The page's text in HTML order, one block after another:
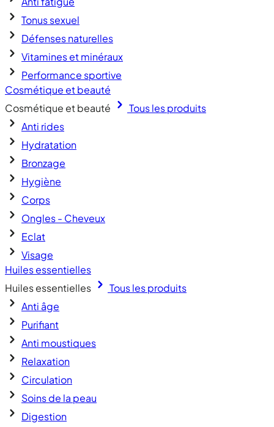
Tonus sexuel
Défenses naturelles
Vitamines et minéraux
Performance sportive
Cosmétique et beauté
Cosmétique et beauté
Tous les produits
Anti rides
Hydratation
Bronzage
Hygiène
Corps
Ongles - Cheveux
Eclat
Visage
Huiles essentielles
Huiles essentielles
Tous les produits
Anti âge
Purifiant
Anti moustiques
Relaxation
Circulation
Soins de la peau
Digestion